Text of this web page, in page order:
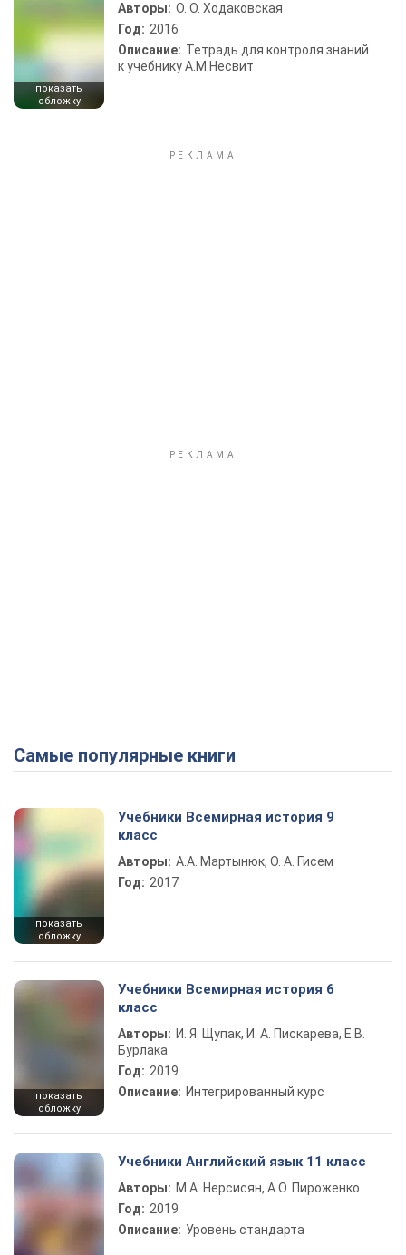
показать
обложку
Авторы: О. О. Ходаковская
Год: 2016
Описание: Тетрадь для контроля знаний
к учебнику А.М.Несвит
Самые популярные книги
показать
обложку
Учебники Всемирная история 9
класс
Авторы: А.А. Мартынюк, О. А. Гисем
Год: 2017
показать
обложку
Учебники Всемирная история 6
класс
Авторы: И. Я. Щупак, И. А. Пискарева, Е.В.
Бурлака
Год: 2019
Описание: Интегрированный курс
Учебники Английский язык 11 класс
Авторы: М.А. Нерсисян, А.О. Пироженко
Год: 2019
Описание: Уровень стандарта